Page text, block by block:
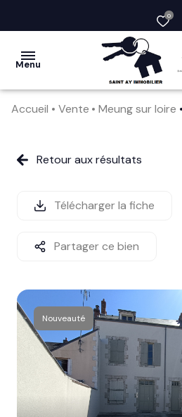
0
Menu
vendre
société
services
avis
clients
contact
Accueil Vente Meung sur loire
Retour aux résultats
Télécharger la fiche
Partager ce bien
Nouveauté